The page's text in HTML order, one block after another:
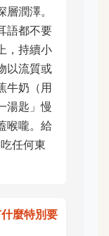
潤澤。
語都不要
，持續小
以流質或
牛奶（用
湯匙」慢
喉嚨。給
任何東
麼特別要